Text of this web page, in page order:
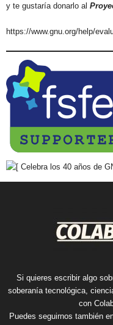
y te gustaría donarlo al
https://www.gnu.org/help/
Si quieres escribir algo
soberanía tecnológica,
con
Puedes seguirnos también